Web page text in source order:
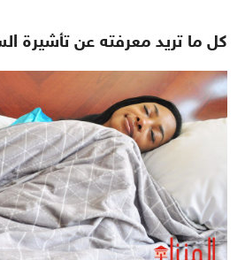
كل ما تريد معرفته عن تأشيرة